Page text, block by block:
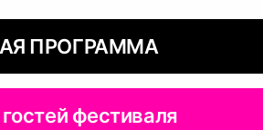
ПРОГРАММА
фестиваля